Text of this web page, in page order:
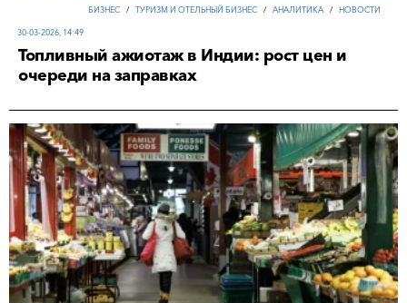
БИЗНЕС / ТУРИЗМ И ОТЕЛЬНЫЙ БИЗНЕС / АНАЛИТИКА / НОВОСТИ
30-03-2026, 14:49
Топливный ажиотаж в Индии: рост цен и
очереди на заправках